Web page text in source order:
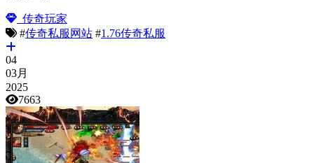
传奇玩家
#传奇私服网站 #1.76传奇私服
04
03月
2025
7663